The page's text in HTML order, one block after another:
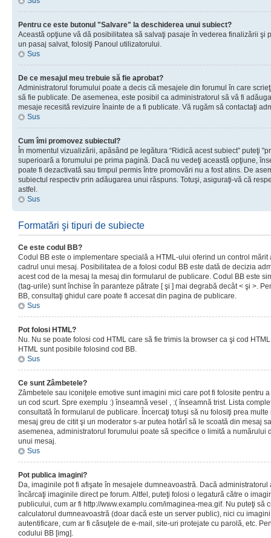
Pentru ce este butonul "Salvare" la deschiderea unui subiect?
Această opţiune vă dă posibilitatea să salvaţi pasaje în vederea finalizării şi
un pasaj salvat, folosiţi Panoul utilizatorului.
Sus
De ce mesajul meu trebuie să fie aprobat?
Administratorul forumului poate a decis că mesajele din forumul în care
să fie publicate. De asemenea, este posibil ca administratorul să vă fi
mesaje recesită revizuire înainte de a fi publicate. Vă rugăm să contactaţi
Sus
Cum îmi promovez subiectul?
În momentul vizualizării, apăsând pe legătura “Ridică acest subiect” puteţi
superioară a forumului pe prima pagină. Dacă nu vedeţi această opţiune,
poate fi dezactivată sau timpul permis între promovări nu a fost atins. De
subiectul respectiv prin adăugarea unui răspuns. Totuşi, asiguraţi-vă că
astfel.
Sus
Formatări şi tipuri de subiecte
Ce este codul BB?
Codul BB este o implementare specială a HTML-ului oferind un control
cadrul unui mesaj. Posibilitatea de a folosi codul BB este dată de decizia
acest cod de la mesaj la mesaj din formularul de publicare. Codul BB este
(tag-urile) sunt închise în paranteze pătrate [ şi ] mai degrabă decât < şi >.
BB, consultaţi ghidul care poate fi accesat din pagina de publicare.
Sus
Pot folosi HTML?
Nu. Nu se poate folosi cod HTML care să fie trimis la browser ca şi cod
HTML sunt posibile folosind cod BB.
Sus
Ce sunt Zâmbetele?
Zâmbetele sau iconiţele emotive sunt imagini mici care pot fi folosite pentru
un cod scurt. Spre exemplu :) înseamnă vesel , :( înseamnă trist. Lista
consultată în formularul de publicare. Încercaţi totuşi să nu folosiţi prea
mesaj greu de citit şi un moderator s-ar putea hotărî să le scoată din mesaj
asemenea, administratorul forumului poate să specifice o limită a numărului
unui mesaj.
Sus
Pot publica imagini?
Da, imaginile pot fi afişate în mesajele dumneavoastră. Dacă
încărcaţi imaginile direct pe forum. Altfel, puteţi folosi o legatură către o
publicului, cum ar fi http://www.examplu.com/imaginea-mea.gif. Nu puteţi să
calculatorul dumneavoastră (doar dacă este un server public), nici cu
autentificare, cum ar fi căsuţele de e-mail, site-uri protejate cu parolă, etc.
codului BB [img].